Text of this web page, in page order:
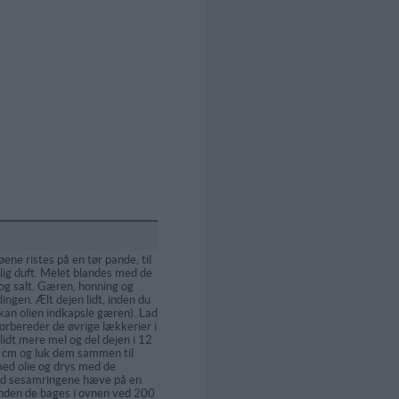
ristes på en tør pande, til
duft. Melet blandes med de
salt. Gæren, honning og
Ælt dejen lidt, inden du
olien indkapsle gæren). Lad
de øvrige lækkerier i
mere mel og del dejen i 12
og luk dem sammen til
olie og drys med de
sesamringene hæve på en
de bages i ovnen ved 200